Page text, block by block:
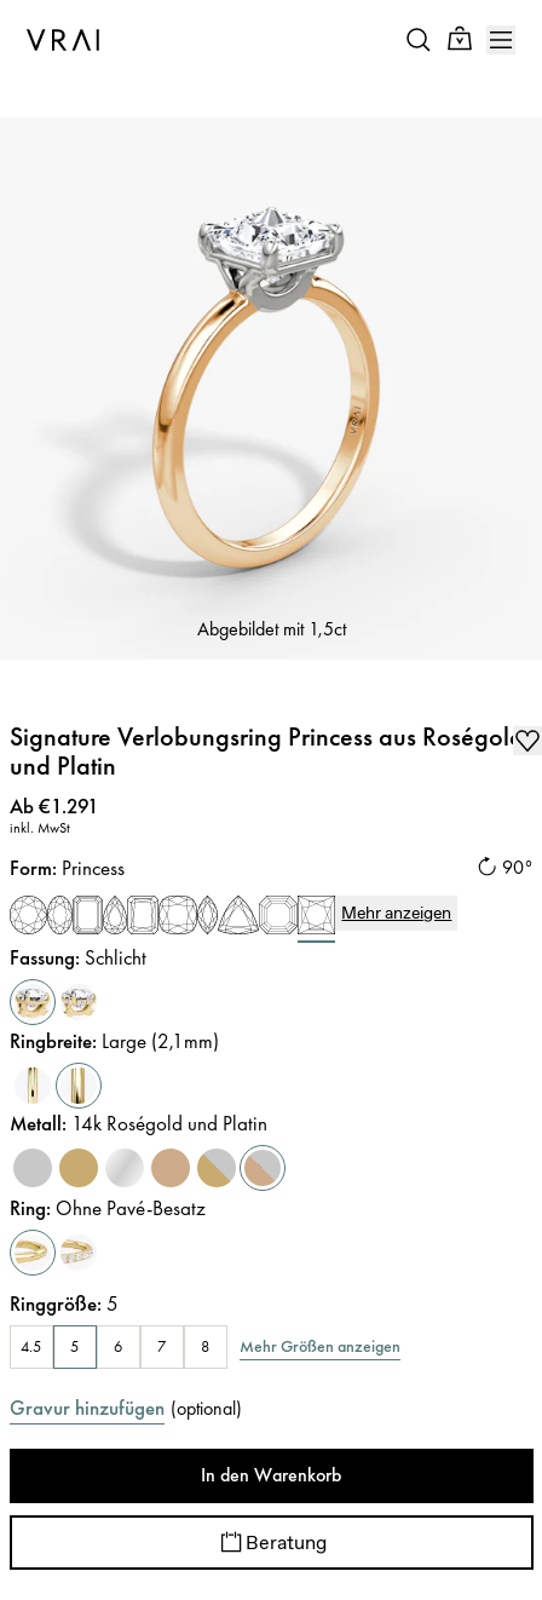
Abgebildet mit 1,5ct
Signature Verlobungsring Princess aus Roségold
und Platin
Preis:
Ab €1.291
inkl. MwSt
90°
Form: Princess
Mehr anzeigen
Fassung: Schlicht
Ringbreite: Large (2,1mm)
Metall: 14k Roségold und Platin
Ring: Ohne Pavé-Besatz
Ringgröße: 5
4.5 5 6 7 8 Mehr Größen anzeigen
Gravur hinzufügen (optional)
In den Warenkorb
Beratung